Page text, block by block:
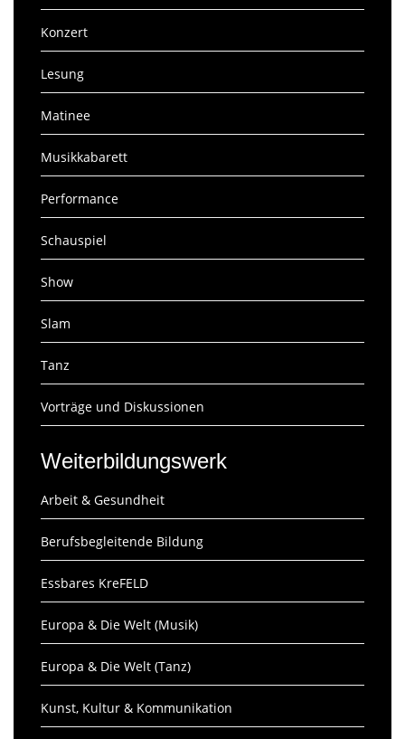
Konzert
Lesung
Matinee
Musikkabarett
Performance
Schauspiel
Show
Slam
Tanz
Vorträge und Diskussionen
Weiterbildungswerk
Arbeit & Gesundheit
Berufsbegleitende Bildung
Essbares KreFELD
Europa & Die Welt (Musik)
Europa & Die Welt (Tanz)
Kunst, Kultur & Kommunikation